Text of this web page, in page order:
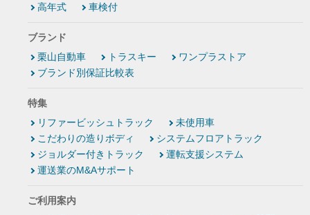
高年式
車検付
ブランド
栗山自動車
トラスキー
ワンプラストア
ブランド別保証比較表
特集
リファービッシュトラック
未使用車
こだわりの造りボディ
システムフロアトラック
ジョルダー付きトラック
運転支援システム
運送業のM&Aサポート
ご利用案内